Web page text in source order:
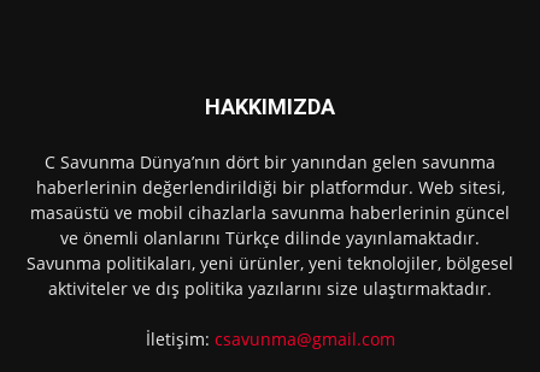
HAKKIMIZDA
C Savunma Dünya’nın dört bir yanından gelen savunma
haberlerinin değerlendirildiği bir platformdur. Web sitesi,
masaüstü ve mobil cihazlarla savunma haberlerinin güncel
ve önemli olanlarını Türkçe dilinde yayınlamaktadır.
Savunma politikaları, yeni ürünler, yeni teknolojiler, bölgesel
aktiviteler ve dış politika yazılarını size ulaştırmaktadır.
İletişim: csavunma@gmail.com